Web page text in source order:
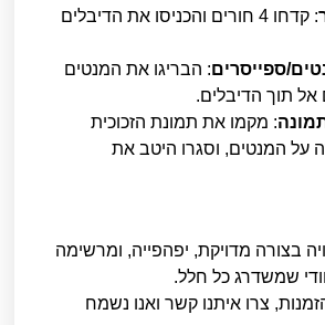
: קדחו 4 חורים והכניסו את הדיבלים
ספייסרים: הבריגו את המנטים
תוך הדיבלים.
: מקמו את תמונת הזכוכית
על המנטים, וסגרו היטב את
בצורה מדויקת, יפהפייה, ומרשימה
שמשדרג כל חלל.
צרו איתנו קשר ואנו נשמח